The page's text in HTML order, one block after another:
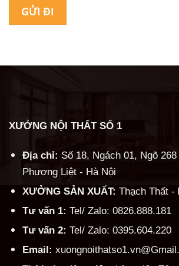
XƯỞNG NỘI THẤT SỐ 1
Địa chỉ: Số 18, Ngách 01, Ngõ
Phương Liệt - Hà Nội
XƯỞNG SẢN XUẤT: Thạch Thất -
Tư vấn 1: Tel/ Zalo: 0826.888.181
Tư vấn 2: Tel/ Zalo: 0395.604.220
Email: